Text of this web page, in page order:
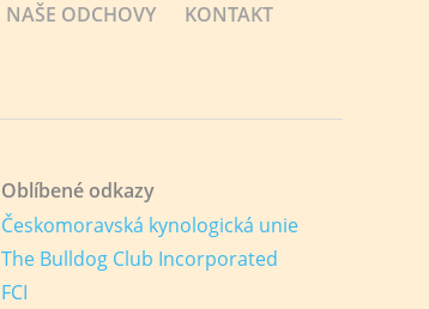
NAŠE ODCHOVY
KONTAKT
Oblíbené odkazy
Českomoravská kynologická unie
The Bulldog Club Incorporated
FCI